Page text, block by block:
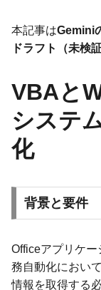
本記事はGemini
ドラフト（未検証
VBAと
システ
化
背景と要件
Officeアプリケ
務自動化におい
情報を取得する